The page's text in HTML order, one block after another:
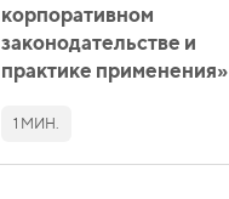
корпоративном
законодательстве и
практике применения»
1 МИН.